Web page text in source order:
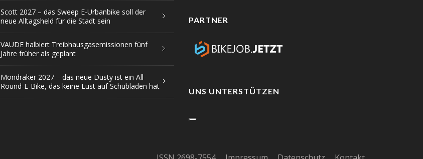
Scott 2027 – das Sweep E-Urbanbike soll der
neue Alltagsheld für die Stadt sein
VAUDE halbiert Treibhausgasemissionen fünf
Jahre früher als geplant
Mondraker 2027 – das neue Dusty ist ein All-
Round-E-Bike, das keine Lust auf Schubladen hat
PARTNER
UNS UNTERSTÜTZEN